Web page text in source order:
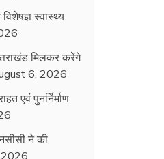
स्वास्थ्य
मिलकर करेंगे
6, 2026
एवं पुनर्निर्माण
ने की